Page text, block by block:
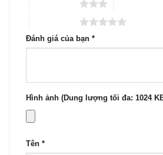
Đánh giá của bạn *
Hình ảnh (Dung lượng tối đa: 1024
Tên *